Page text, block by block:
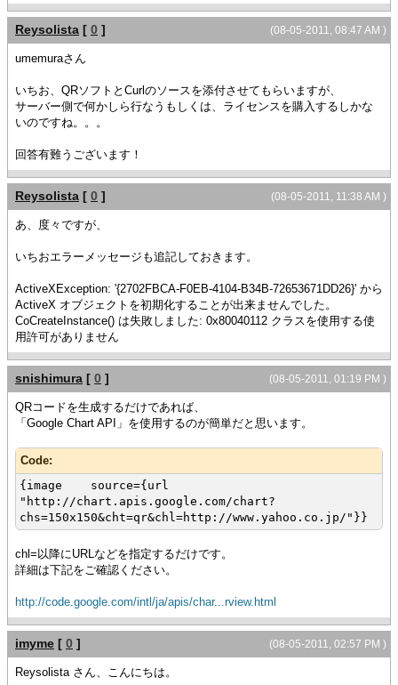
(08-05-2011, 08:47 AM )
Reysolista [ 0 ]
umemuraさん
いちお、QRソフトとCurlのソースを添付させてもらいますが、
サーバー側で何かしら行なうもしくは、ライセンスを購入するしかな
いのですね。。。
回答有難うございます！
(08-05-2011, 11:38 AM )
Reysolista [ 0 ]
あ、度々ですが、
いちおエラーメッセージも追記しておきます。
ActiveXException: '{2702FBCA-F0EB-4104-B34B-72653671DD26}' から
ActiveX オブジェクトを初期化することが出来ませんでした。
CoCreateInstance() は失敗しました: 0x80040112 クラスを使用する使
用許可がありません
(08-05-2011, 01:19 PM )
snishimura [ 0 ]
QRコードを生成するだけであれば、
「Google Chart API」を使用するのが簡単だと思います。
Code:
{image source={url
"http://chart.apis.google.com/chart?
chs=150x150&cht=qr&chl=http://www.yahoo.co.jp/"}}
chl=以降にURLなどを指定するだけです。
詳細は下記をご確認ください。
http://code.google.com/intl/ja/apis/char...rview.html
(08-05-2011, 02:57 PM )
imyme [ 0 ]
Reysolista さん、こんにちは。